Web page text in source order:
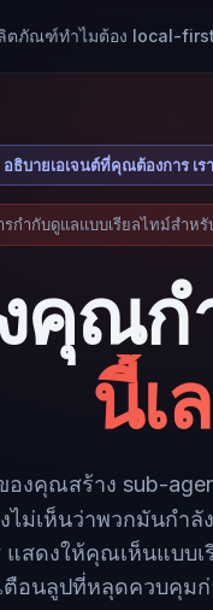
ตภัณฑ์ทำไมต้อง local-first
ธิบายเอเจนต์ที่คุณต้องการ เ
กำกับดูแลแบบเรียลไทม์สำหรั
คุณก
นี้เ
องคุณสร้าง sub-
ไม่เห็นว่าพวกมันกำ
แสดงให้คุณเห็นแบบ
ตือนลูปที่หลุดควบคุม